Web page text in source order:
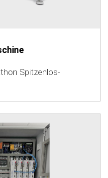
Spitzenlos-